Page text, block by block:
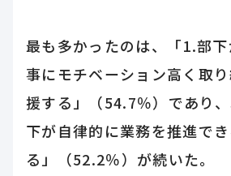
最も多かったのは、「1.部
事にモチベーション高く取
援する」（54.7％）であり
下が自律的に業務を推進で
る」（52.2％）が続いた。